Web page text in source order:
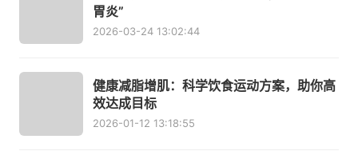
胃炎”
2026-03-24 13:02:44
健康减脂增肌：科学饮食运动方案，助你高
效达成目标
2026-01-12 13:18:55